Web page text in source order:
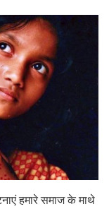
हमारे समाज के माथे